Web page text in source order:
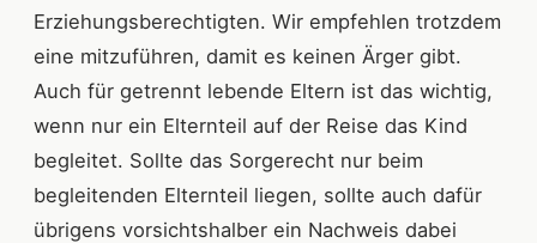
Erziehungsberechtigten. Wir empfehlen trotzdem
eine mitzuführen, damit es keinen Ärger gibt.
Auch für getrennt lebende Eltern ist das wichtig,
wenn nur ein Elternteil auf der Reise das Kind
begleitet. Sollte das Sorgerecht nur beim
begleitenden Elternteil liegen, sollte auch dafür
übrigens vorsichtshalber ein Nachweis dabei